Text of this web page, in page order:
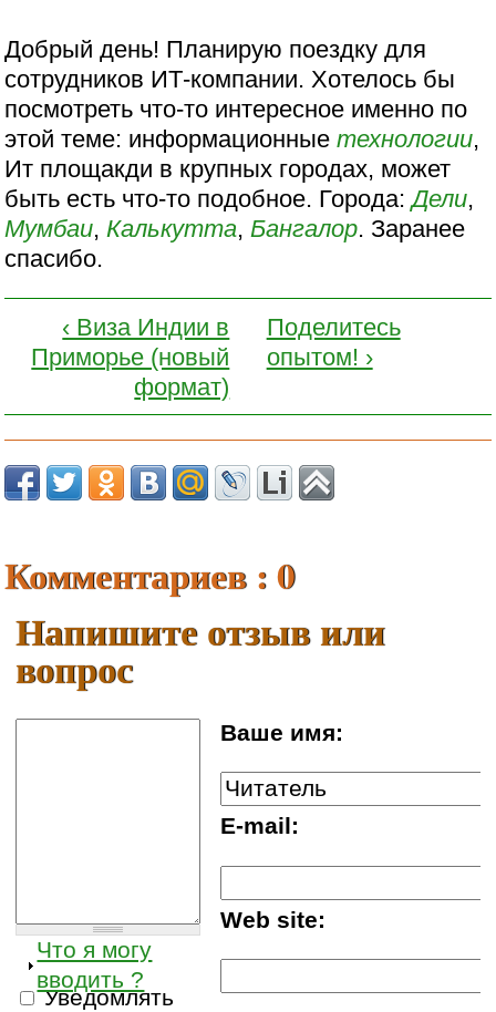
Добрый день! Планирую поездку для
сотрудников ИТ-компании. Хотелось бы
посмотреть что-то интересное именно по
этой теме: информационныетехнологии,
Ит площакди в крупных городах, может
быть есть что-то подобное. Города:Дели,
Мумбаи, Калькутта, Бангалор. Заранее
спасибо.
‹ Виза Индии в
Приморье (новый
формат)
Поделитесь
опытом! ›
Комментариев : 0
Напишите отзыв или
вопрос
Ваше имя:
E-mail:
Web site:
Что я могу
вводить ?
Уведомлять